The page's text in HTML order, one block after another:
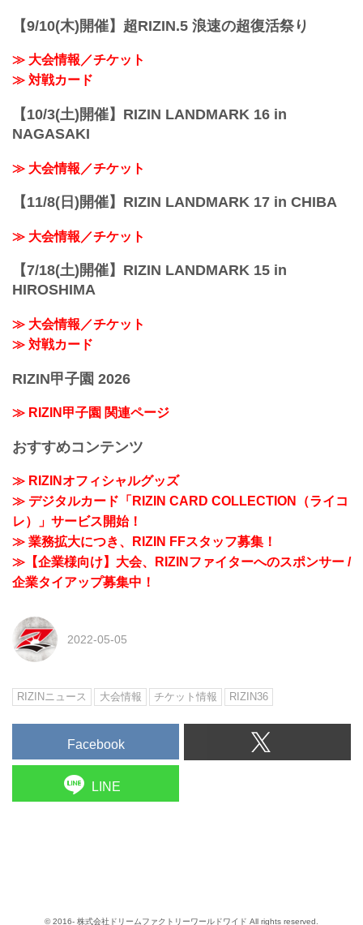
記者会見日時
2022年6月1日（水）15:00（予定）...
【9/10(木)開催】超RIZIN.5 浪速の超復活祭り
≫ 大会情報／チケット
≫ 対戦カード
【10/3(土)開催】RIZIN LANDMARK 16 in
NAGASAKI
≫ 大会情報／チケット
【11/8(日)開催】RIZIN LANDMARK 17 in CHIBA
≫ 大会情報／チケット
【7/18(土)開催】RIZIN LANDMARK 15 in
HIROSHIMA
≫ 大会情報／チケット
≫ 対戦カード
RIZIN甲子園 2026
≫ RIZIN甲子園 関連ページ
おすすめコンテンツ
≫ RIZINオフィシャルグッズ
≫ デジタルカード「RIZIN CARD COLLECTION（ライコ
レ）」サービス開始！
≫ 業務拡大につき、RIZIN FFスタッフ募集！
≫【企業様向け】大会、RIZINファイターへのスポンサー /
企業タイアップ募集中！
2022-05-05
RIZINニュース 大会情報 チケット情報 RIZIN36
Facebook
LINE
© 2016- 株式会社ドリームファクトリーワールドワイド All rights reserved.